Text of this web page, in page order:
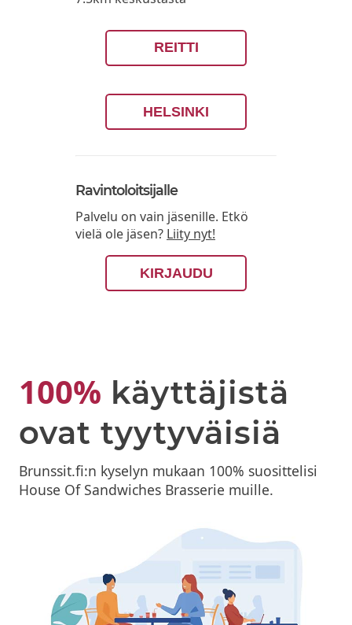
REITTI
HELSINKI
Ravintoloitsijalle
Palvelu on vain jäsenille. Etkö
vielä ole jäsen? Liity nyt!
KIRJAUDU
100% käyttäjistä
ovat tyytyväisiä
Brunssit.fi:n kyselyn mukaan 100% suosittelisi
House Of Sandwiches Brasserie muille.